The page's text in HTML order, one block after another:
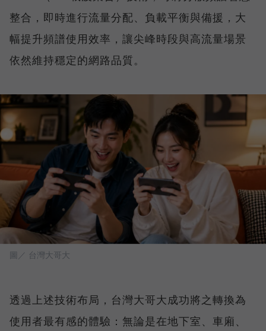
整合，即時進行流量分配、負載平衡與備援，大
幅提升頻譜使用效率，讓尖峰時段與高流量場景
依然維持穩定的網路品質。
圖／ 台灣大哥大
透過上述技術布局，台灣大哥大成功將之轉換為
使用者最有感的體驗：無論是在地下室、車廂、